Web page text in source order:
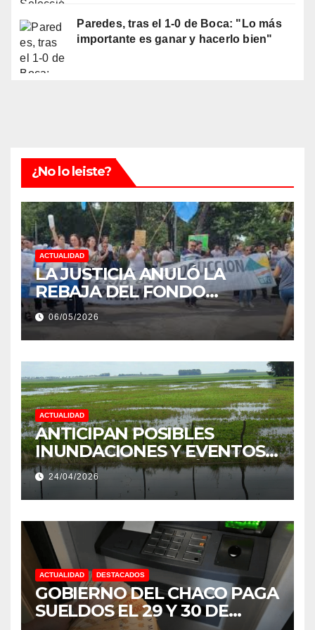
Paredes, tras el 1-0 de Boca: "Lo más
importante es ganar y hacerlo bien"
¿No lo leiste?
ACTUALIDAD
LA JUSTICIA ANULÓ LA
REBAJA DEL FONDO
ESTÍMULO A EMPLEADOS DE
PRODUCCIÓN DE LA
PROVINCIA DEL CHACO
06/05/2026
ACTUALIDAD
ANTICIPAN POSIBLES
INUNDACIONES Y EVENTOS
EXTREMOS: “PODRÍA SER UN
NIÑO MUY IMPORTANTE”
24/04/2026
ACTUALIDAD DESTACADOS
GOBIERNO DEL CHACO PAGA
SUELDOS EL 29 Y 30 DE